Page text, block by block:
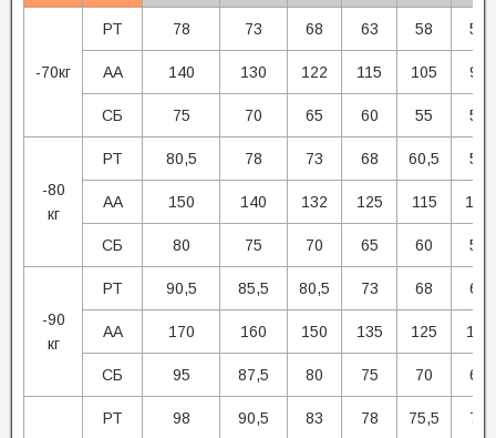
-70кг
РТ 78 73 68 63 58 53
АА 140 130 122 115 105 95
СБ 75 70 65 60 55 50
-80
кг
РТ 80,5 78 73 68 60,5 58
АА 150 140 132 125 115 105
СБ 80 75 70 65 60 55
-90
кг
РТ 90,5 85,5 80,5 73 68 63
АА 170 160 150 135 125 115
СБ 95 87,5 80 75 70 65
РТ 98 90,5 83 78 75,5 73